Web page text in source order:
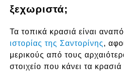
ξεχωριστά;
Τα τοπικά κρασιά είναι
ιστορίας της Σαντορίνης,
μερικούς από τους
στοιχείο που κάνει τα